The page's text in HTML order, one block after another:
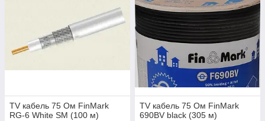
TV кабель 75 Ом FinMark
RG-6 White SM (100 м)
TV кабель 75 Ом FinMark
690BV black (305 м)